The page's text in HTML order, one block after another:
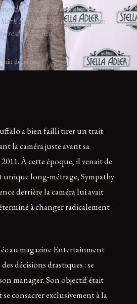
avec Hulk ou Pauvres
Ruffalo avait pris la décision
de comédien.
min de lecture
a bien failli tirer un trait
la caméra juste avant sa
À cette époque, il venait de
unique long-métrage, Sympathy
derrière la caméra lui avait
à changer radicalement
au magazine Entertainment
décisions drastiques : se
manager. Son objectif était
consacrer exclusivement à la